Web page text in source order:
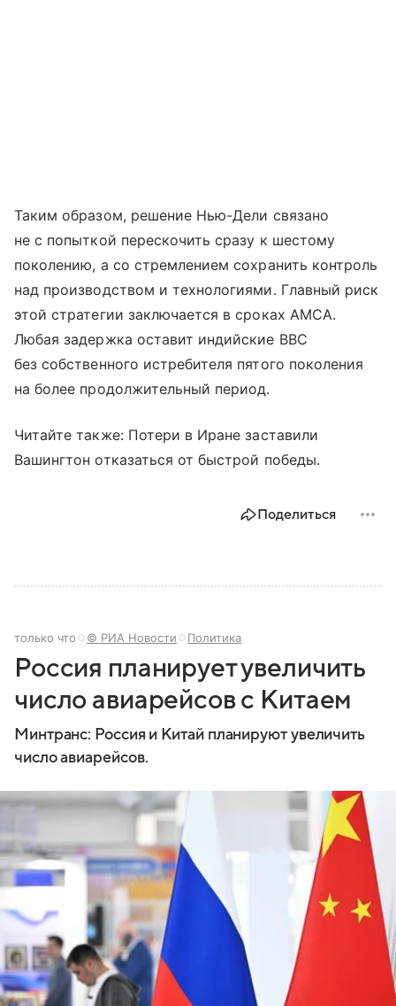
Таким образом, решение Нью-Дели связано
не с попыткой перескочить сразу к шестому
поколению, а со стремлением сохранить контроль
над производством и технологиями. Главный риск
этой стратегии заключается в сроках AMCA.
Любая задержка оставит индийские ВВС
без собственного истребителя пятого поколения
на более продолжительный период.
Читайте также: Потери в Иране заставили
Вашингтон отказаться от быстрой победы.
Поделиться
только что © РИА Новости Политика
Россия планирует увеличить
число авиарейсов с Китаем
Минтранс: Россия и Китай планируют увеличить
число авиарейсов.